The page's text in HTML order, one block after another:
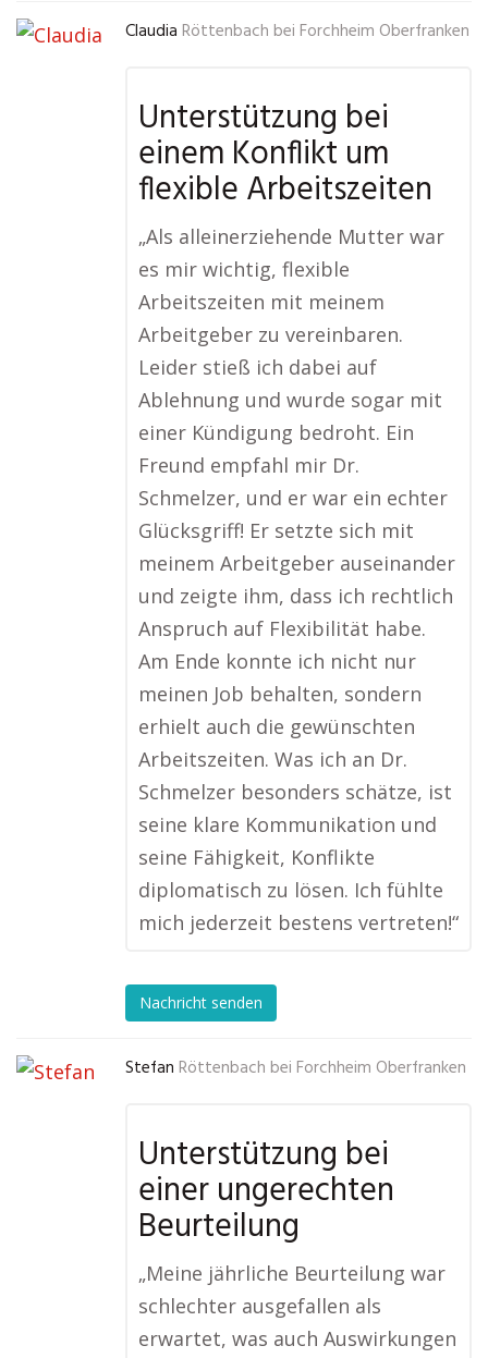
Claudia Röttenbach bei Forchheim Oberfranken
Unterstützung bei
einem Konflikt um
flexible Arbeitszeiten
„Als alleinerziehende Mutter war
es mir wichtig, flexible
Arbeitszeiten mit meinem
Arbeitgeber zu vereinbaren.
Leider stieß ich dabei auf
Ablehnung und wurde sogar mit
einer Kündigung bedroht. Ein
Freund empfahl mir Dr.
Schmelzer, und er war ein echter
Glücksgriff! Er setzte sich mit
meinem Arbeitgeber auseinander
und zeigte ihm, dass ich rechtlich
Anspruch auf Flexibilität habe.
Am Ende konnte ich nicht nur
meinen Job behalten, sondern
erhielt auch die gewünschten
Arbeitszeiten. Was ich an Dr.
Schmelzer besonders schätze, ist
seine klare Kommunikation und
seine Fähigkeit, Konflikte
diplomatisch zu lösen. Ich fühlte
mich jederzeit bestens vertreten!“
Nachricht senden
Stefan Röttenbach bei Forchheim Oberfranken
Unterstützung bei
einer ungerechten
Beurteilung
„Meine jährliche Beurteilung war
schlechter ausgefallen als
erwartet, was auch Auswirkungen